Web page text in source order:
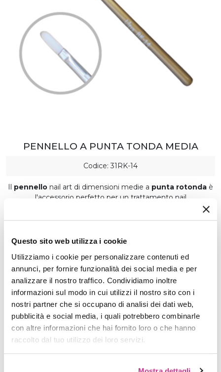
Questo sito web utilizza i cookie
Utilizziamo i cookie per personalizzare contenuti ed
annunci, per fornire funzionalità dei social media e per
analizzare il nostro traffico. Condividiamo inoltre
informazioni sul modo in cui utilizzi il nostro sito con i
nostri partner che si occupano di analisi dei dati web,
pubblicità e social media, i quali potrebbero combinarle
con altre informazioni che hai fornito loro o che hanno
raccolto dal tuo utilizzo dei loro servizi.
PENNELLO A PUNTA TONDA MEDIA
Codice: 31RK-14
Il pennello nail art di dimensioni medie a punta rotonda è
l'accessorio perfetto per un trattamento nail
Presenta setole sottili e robuste, ideali per
creare linee precise e dettagliate.
CARATTERISTICHE
Confezione
1 pz.
Produzione
Utilizzo
Prodotto per uso professionale
€ 4,50
PRODOTTO NON DISPONIBILE